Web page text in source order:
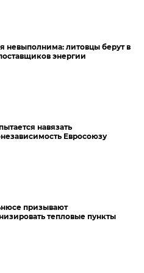
невыполнима: литовцы берут в
энергии
навязать
Евросоюзу
призывают
тепловые пункты